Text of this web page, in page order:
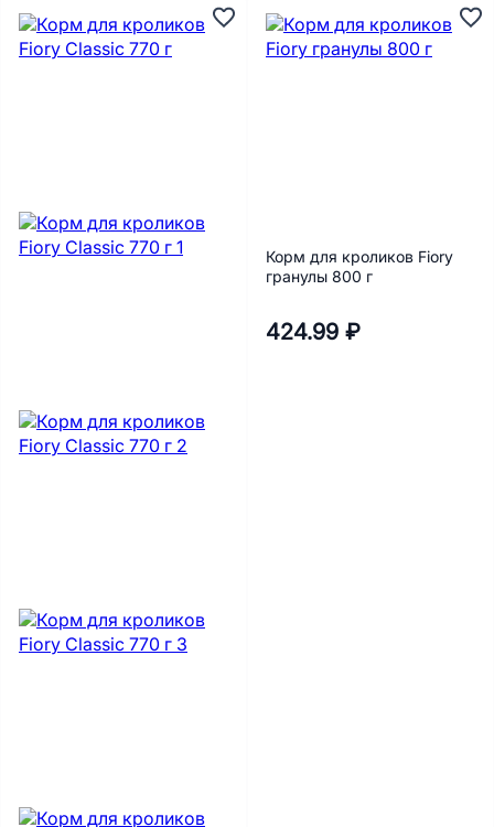
Корм для кроликов Fiory
гранулы 800 г
424.99 ₽